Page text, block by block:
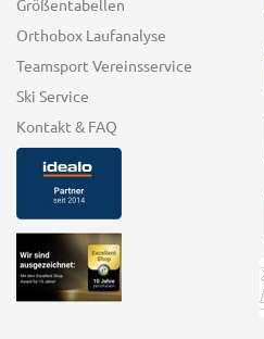
Größentabellen
Orthobox Laufanalyse
Teamsport Vereinsservice
Ski Service
Kontakt & FAQ